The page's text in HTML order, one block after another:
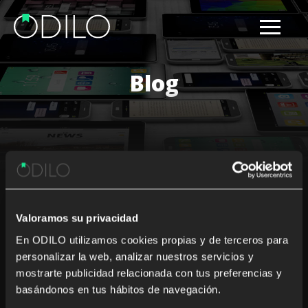
Valoramos su privacidad
En ODILO utilizamos cookies propias y de terceros para
personalizar la web, analizar nuestros servicios y
mostrarte publicidad relacionada con tus preferencias y
basándonos en tus hábitos de navegación.
Blog
Nothing Found
It seems we can’t find what you’re looking for. Perhaps
searching can help.